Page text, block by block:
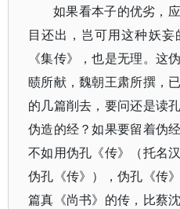
如果看本子的优劣，
目还出，岂可用这种妖
《集传》，也是无理。这
赜所献，魏朝王肃所撰，
的几篇削去，要问还是读
伪造的经？如果要留着伪
不如用伪孔《传》（托名
伪孔《传》），伪孔《传
篇真《尚书》的传，比蔡